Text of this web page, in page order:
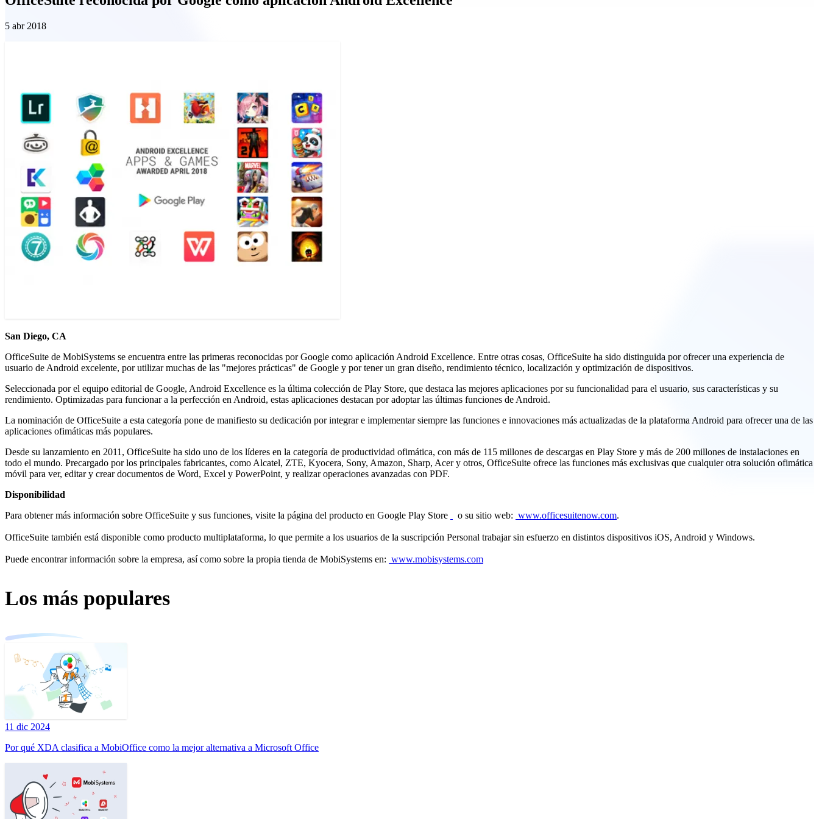
5 abr 2018
San Diego, CA
OfficeSuite de MobiSystems se encuentra entre las primeras reconocidas por Google como aplicación Android Excellence. Entre otras cosas, OfficeSuite ha sido distinguida por ofrecer una experiencia de
usuario de Android excelente, por utilizar muchas de las "mejores prácticas" de Google y por tener un gran diseño, rendimiento técnico, localización y optimización de dispositivos.
Seleccionada por el equipo editorial de Google, Android Excellence es la última colección de Play Store, que destaca las mejores aplicaciones por su funcionalidad para el usuario, sus características y su
rendimiento. Optimizadas para funcionar a la perfección en Android, estas aplicaciones destacan por adoptar las últimas funciones de Android.
La nominación de OfficeSuite a esta categoría pone de manifiesto su dedicación por integrar e implementar siempre las funciones e innovaciones más actualizadas de la plataforma Android para ofrecer una de las
aplicaciones ofimáticas más populares.
Desde su lanzamiento en 2011, OfficeSuite ha sido uno de los líderes en la categoría de productividad ofimática, con más de 115 millones de descargas en Play Store y más de 200 millones de instalaciones en
todo el mundo. Precargado por los principales fabricantes, como Alcatel, ZTE, Kyocera, Sony, Amazon, Sharp, Acer y otros, OfficeSuite ofrece las funciones más exclusivas que cualquier otra solución ofimática
móvil para ver, editar y crear documentos de Word, Excel y PowerPoint, y realizar operaciones avanzadas con PDF.
Disponibilidad
Para obtener más información sobre OfficeSuite y sus funciones, visite la página del producto en Google Play Store
o su sitio web: www.officesuitenow.com.
OfficeSuite también está disponible como producto multiplataforma, lo que permite a los usuarios de la suscripción Personal trabajar sin esfuerzo en distintos dispositivos iOS, Android y Windows.
Puede encontrar información sobre la empresa, así como sobre la propia tienda de MobiSystems en: www.mobisystems.com
Los más populares
11 dic 2024
Por qué XDA clasifica a MobiOffice como la mejor alternativa a Microsoft Office